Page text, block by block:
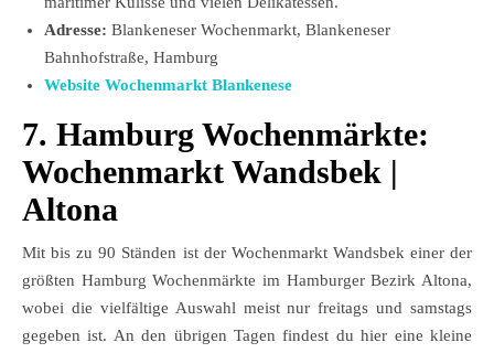
Adresse: Blankeneser Wochenmarkt, Blankeneser
Bahnhofstraße, Hamburg
Website Wochenmarkt Blankenese
7. Hamburg Wochenmärkte:
Wochenmarkt Wandsbek |
Altona
Mit bis zu 90 Ständen ist der Wochenmarkt Wandsbek einer der
größten Hamburg Wochenmärkte im Hamburger Bezirk Altona,
wobei die vielfältige Auswahl meist nur freitags und samstags
gegeben ist. An den übrigen Tagen findest du hier eine kleine